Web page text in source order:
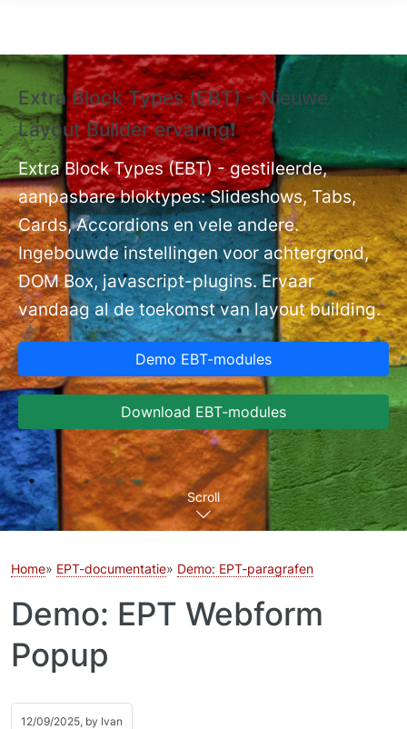
Extra Block Types (EBT) - Nieuwe
Layout Builder ervaring❗
Extra Block Types (EBT) - gestileerde,
aanpasbare bloktypes: Slideshows, Tabs,
Cards, Accordions en vele andere.
Ingebouwde instellingen voor achtergrond,
DOM Box, javascript-plugins. Ervaar
vandaag al de toekomst van layout building.
Demo EBT-modules
Download EBT-modules
Scroll
Home EPT-documentatie Demo: EPT-paragrafen
Demo: EPT Webform
Popup
12/09/2025, by Ivan